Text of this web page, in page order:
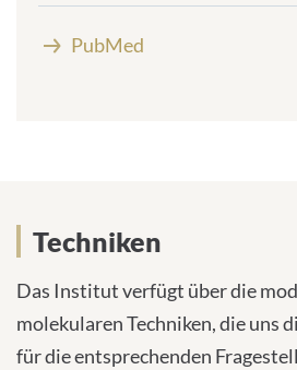
s
e
:
PubMed
Techniken
Techniken
Das Institut verfügt über die
molekularen Techniken, die uns
für die entsprechenden